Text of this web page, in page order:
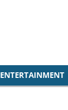
ENTERTAINMENT